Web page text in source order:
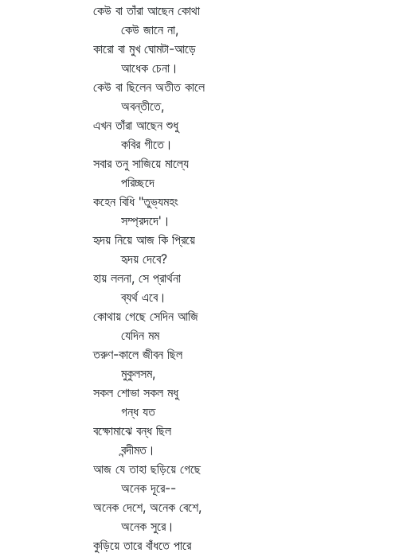
কেউ বা তাঁরা আছেন কোথা
কেউ জানে না,
কারো বা মুখ ঘোমটা-আড়ে
আধেক চেনা।
কেউ বা ছিলেন অতীত কালে
অবন্তীতে,
এখন তাঁরা আছেন শুধু
কবির গীতে।
সবার তনু সাজিয়ে মাল্যে
পরিচ্ছদে
কহেন বিধি "তুভ্যমহং
সম্প্রদদে'।
হৃদয় নিয়ে আজ কি প্রিয়ে
হৃদয় দেবে?
হায় ললনা, সে প্রার্থনা
ব্যর্থ এবে।
কোথায় গেছে সেদিন আজি
যেদিন মম
তরুণ-কালে জীবন ছিল
মুকুলসম,
সকল শোভা সকল মধু
গন্ধ যত
বক্ষোমাঝে বন্ধ ছিল
বন্দীমত।
আজ যে তাহা ছড়িয়ে গেছে
অনেক দূরে--
অনেক দেশে, অনেক বেশে,
অনেক সুরে।
কুড়িয়ে তারে বাঁধতে পারে